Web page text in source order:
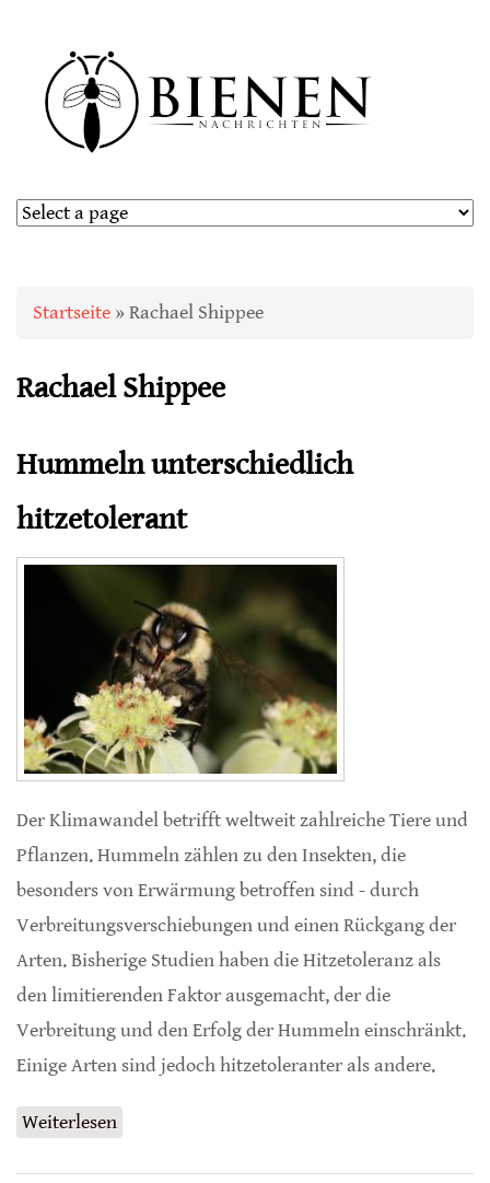
Sie sind hier
Startseite » Rachael Shippee
Rachael Shippee
Hummeln unterschiedlich
hitzetolerant
Der Klimawandel betrifft weltweit zahlreiche Tiere und
Pflanzen. Hummeln zählen zu den Insekten, die
besonders von Erwärmung betroffen sind - durch
Verbreitungsverschiebungen und einen Rückgang der
Arten. Bisherige Studien haben die Hitzetoleranz als
den limitierenden Faktor ausgemacht, der die
Verbreitung und den Erfolg der Hummeln einschränkt.
Einige Arten sind jedoch hitzetoleranter als andere.
Weiterlesen